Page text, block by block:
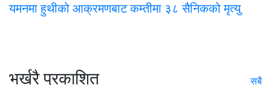
यमनमा हुथीको आक्रमणबाट कम्तीमा ३८ सैनिकको मृत्यु
भर्खरै प्रकाशित सबै